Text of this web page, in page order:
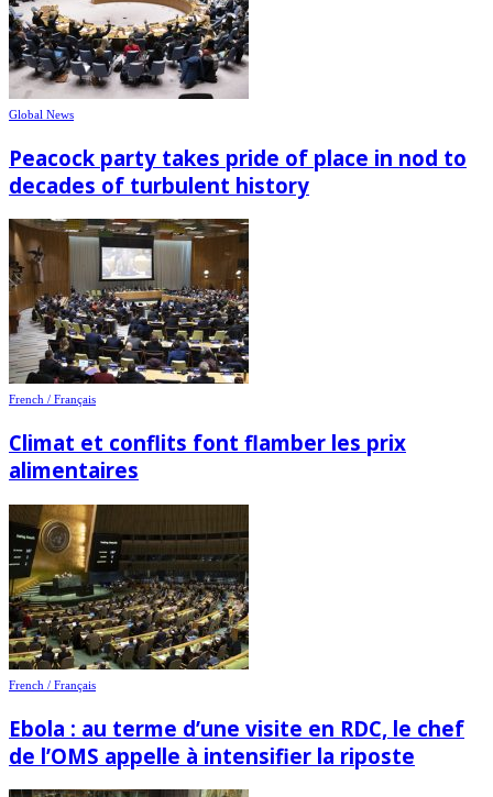
Global News
Peacock party takes pride of place in nod to
decades of turbulent history
French / Français
Climat et conflits font flamber les prix
alimentaires
French / Français
Ebola : au terme d’une visite en RDC, le chef
de l’OMS appelle à intensifier la riposte